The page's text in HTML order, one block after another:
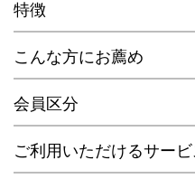
特徴
こんな方にお薦め
会員区分
ご利用いただけるサービ